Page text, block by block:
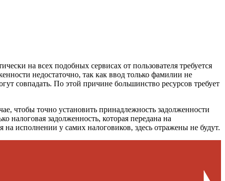
на всех подобных сервисах от пользователя требуется
недостаточно, так как ввод только фамилии не
совпадать. По этой причине большинство ресурсов требует
чтобы точно установить принадлежность задолженности
налоговая задолженность, которая передана на
исполнении у самих налоговиков, здесь отражены не будут.